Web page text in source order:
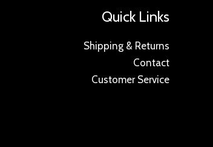
Quick Links
Shipping & Returns
Contact
Customer Service